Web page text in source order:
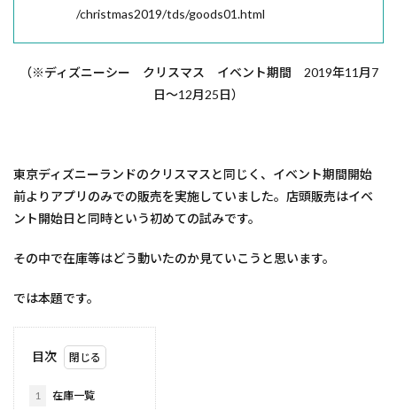
/christmas2019/tds/goods01.html
（※ディズニーシー クリスマス イベント期間 2019年11月7
日～12月25日）
東京ディズニーランドのクリスマスと同じく、イベント期間開始
前よりアプリのみでの販売を実施していました。店頭販売はイベ
ント開始日と同時という初めての試みです。
その中で在庫等はどう動いたのか見ていこうと思います。
では本題です。
目次
1 在庫一覧